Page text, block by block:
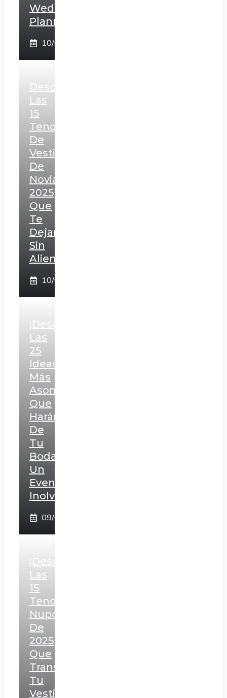
Wedding
Planner!
10/02/2025
Descubre
Las
15
Tendencias
De
Vestidos
De
Novia
2025
Que
Te
Dejarán
Sin
Aliento
10/02/2025
¡Descubre
Las
25
Ideas
Más
Asombrosas
Que
Harán
De
Tu
Boda
Un
Evento
Inolvidable!
09/02/2025
¡Descubre
Las
15
Tendencias
Nupciales
De
2025
Que
Transformarán
Tu
Vestido